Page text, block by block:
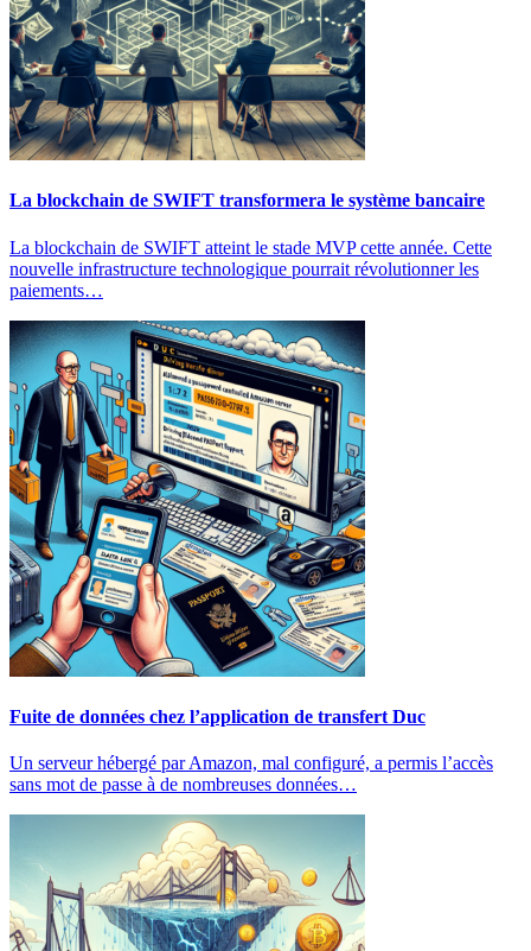
La blockchain de SWIFT transformera le système bancaire
La blockchain de SWIFT atteint le stade MVP cette année. Cette
nouvelle infrastructure technologique pourrait révolutionner les
paiements…
Fuite de données chez l’application de transfert Duc
Un serveur hébergé par Amazon, mal configuré, a permis l’accès
sans mot de passe à de nombreuses données…